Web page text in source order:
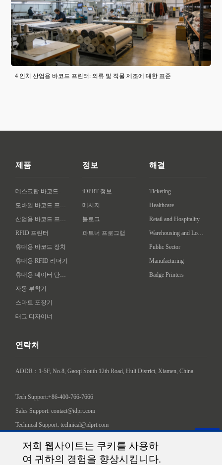
4 인치 산업용 바코드 프린터: 의류 및 직물 제조에 대한 표준
저희 웹사이트는 쿠키를 사용하
여 귀하의 경험을 향상시킵니다.
제품
데스크탑 바코드 프린터
모바일 바코드 프린터
산업용 바코드 프린터
RFID 프린터
휴대용 바코드 장치
휴대용 RFID 리더기
휴대용 데이터 단말기
자동 부착기
스마트 포장기
태그 디자이너
정보
iDPRT 정보
메시지
블로그
파트너 프로그램
해결
Ticketing
Healthcare
Retail and Hospitality
Warehousing and Logistics
Public Sector
Manufacturing
Badge Printers
연락처
ADDR：1-5F, No.8, Gaoqi South 12th Road, Huli District, Xiamen, China
Tech Support:+86-400-766-7666
Sales Support: contact@idprt.com
Technical Support: technical@idprt.com